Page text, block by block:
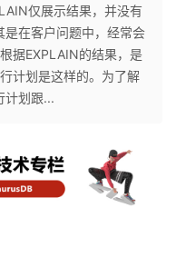
仅展示结果，并没有
在客户问题中，经常会
据EXPLAIN的结果，是
计划是这样的。为了解
计划跟...